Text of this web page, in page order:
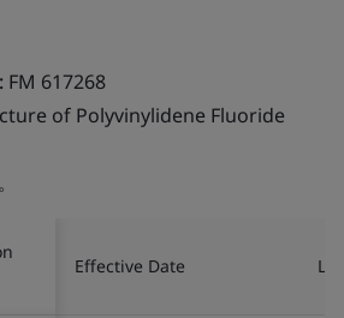
FM 617268
of Polyvinylidene Fluoride
Effective Date